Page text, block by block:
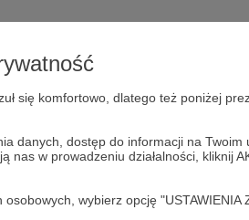
się komfortowo, dlatego też poniżej
danych, dostęp do informacji na Twoim
w prowadzeniu działalności, kliknij
wybierz opcję "USTAWIENIA